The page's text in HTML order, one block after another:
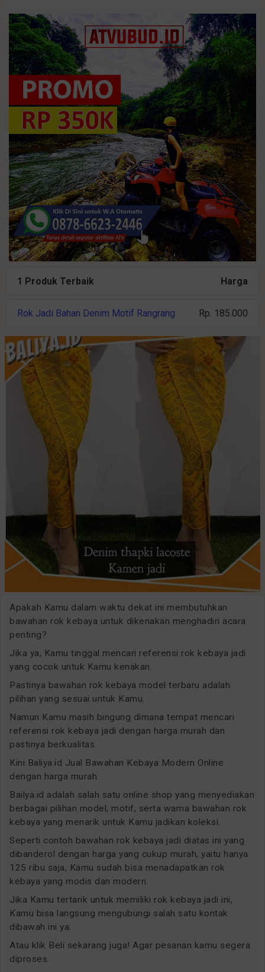
1 Produk Terbaik Harga
Rok Jadi Bahan Denim Motif Rangrang Rp. 185.000
Apakah Kamu dalam waktu dekat ini membutuhkan
bawahan rok kebaya untuk dikenakan menghadiri acara
penting?
Jika ya, Kamu tinggal mencari referensi rok kebaya jadi
yang cocok untuk Kamu kenakan.
Pastinya bawahan rok kebaya model terbaru adalah
pilihan yang sesuai untuk Kamu.
Namun Kamu masih bingung dimana tempat mencari
referensi rok kebaya jadi dengan harga murah dan
pastinya berkualitas.
Kini Baliya.id Jual Bawahan Kebaya Modern Online
dengan harga murah.
Bailya.id adalah salah satu online shop yang menyediakan
berbagai pilihan model, motif, serta warna bawahan rok
kebaya yang menarik untuk Kamu jadikan koleksi.
Seperti contoh bawahan rok kebaya jadi diatas ini yang
dibanderol dengan harga yang cukup murah, yaitu hanya
125 ribu saja, Kamu sudah bisa menadapatkan rok
kebaya yang modis dan modern.
Jika Kamu tertarik untuk memiliki rok kebaya jadi ini,
Kamu bisa langsung mengubungi salah satu kontak
dibawah ini ya.
Atau klik Beli sekarang juga! Agar pesanan kamu segera
diproses.